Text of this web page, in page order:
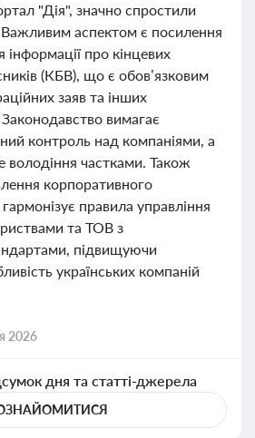
"Дія", значно спростили
Важливим аспектом є посилення
про кінцевих
(КБВ), що є обов’язковим
заяв та інших
вимагає
контроль над компаніями, а
частками. Також
корпоративного
правила управління
та ТОВ з
підвищуючи
українських компаній
2026
дня та статті-джерела